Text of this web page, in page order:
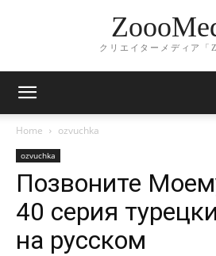
クリエイターメディア「
Home ozvuchka
ozvuchka
Позвоните
40 серия
на русском